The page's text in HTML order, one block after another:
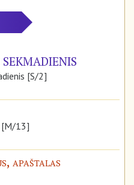
[S/2]
[M/13]
apaštalas